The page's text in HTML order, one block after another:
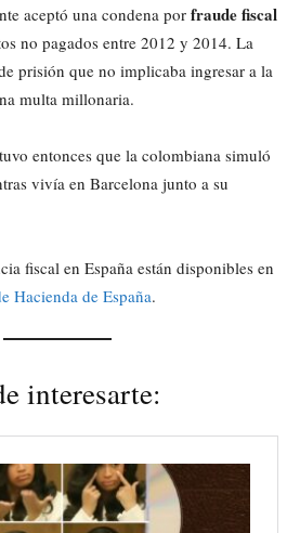
aceptó una condena por fraude fiscal
no pagados entre 2012 y 2014. La
prisión que no implicaba ingresar a la
multa millonaria.
entonces que la colombiana simuló
vivía en Barcelona junto a su
fiscal en España están disponibles en
Hacienda de España.
interesarte: